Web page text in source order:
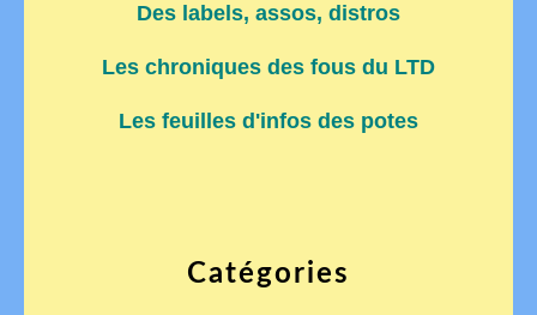
Catégories
Des labels, assos, distros
Les chroniques des fous du LTD
Les feuilles d'infos des potes